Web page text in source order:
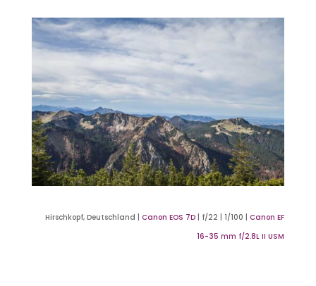
Hirschkopf, Deutschland |Canon EOS 7D | f/22 | 1/100 |Canon EF
16-35 mm f/2.8L II USM